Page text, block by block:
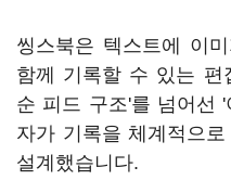
씽스북은 텍스트에 이
함께 기록할 수 있는 편
순 피드 구조'를 넘어선
자가 기록을 체계적으
설계했습니다.